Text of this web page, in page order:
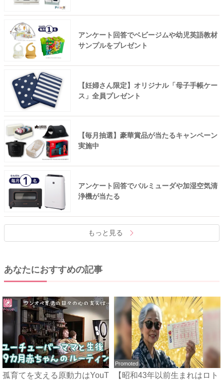
アンケート回答でベビージムや幼児英語教材
サンプルをプレゼント
【妊婦さん限定】オリジナル「母子手帳ケー
ス」全員プレゼント
【毎月抽選】豪華賞品が当たるキャンペーン
実施中
アンケート回答でバルミューダや加湿空気清
浄機が当たる
もっと見る
あなたにおすすめの記事
孤育てを支える原動力はYouT
Promoted
【昭和43年以前生まれはロト